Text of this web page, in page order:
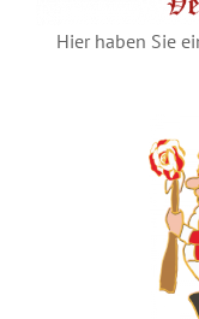
Hier haben Sie